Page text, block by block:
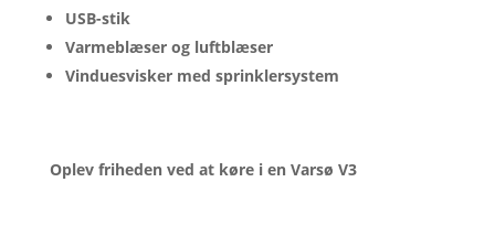
USB-stik
Varmeblæser og luftblæser
Vinduesvisker med sprinklersystem
Oplev friheden ved at køre i en Varsø V3